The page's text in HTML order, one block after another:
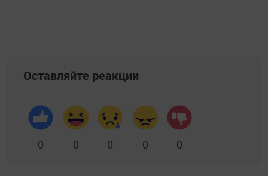
Оставляйте реакции
0 0 0 0 0